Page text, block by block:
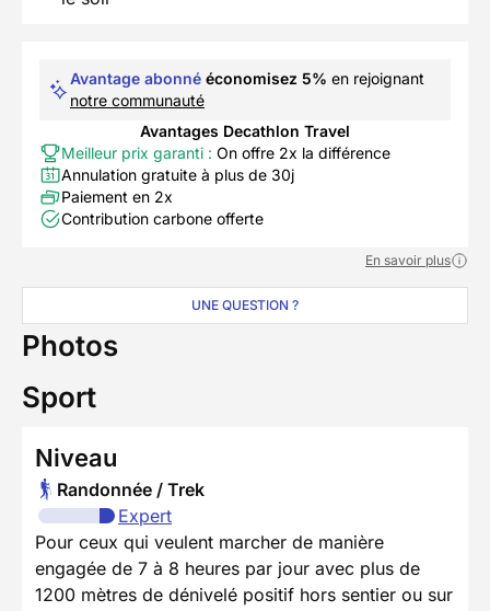
Avantage abonné économisez 5% en rejoignant
notre communauté
Avantages Decathlon Travel
Meilleur prix garanti : On offre 2x la différence
Annulation gratuite à plus de 30j
Paiement en 2x
Contribution carbone offerte
En savoir plus
UNE QUESTION ?
Photos
Sport
Niveau
Randonnée / Trek
Expert
Pour ceux qui veulent marcher de manière
engagée de 7 à 8 heures par jour avec plus de
1200 mètres de dénivelé positif hors sentier ou sur